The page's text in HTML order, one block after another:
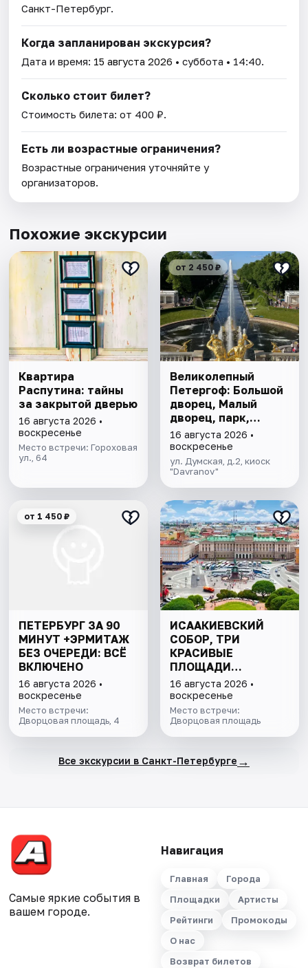
Санкт-Петербург.
Когда запланирован экскурсия?
Дата и время: 15 августа 2026 • суббота • 14:40.
Сколько стоит билет?
Стоимость билета: от 400 ₽.
Есть ли возрастные ограничения?
Возрастные ограничения уточняйте у
организаторов.
Похожие экскурсии
Квартира
Распутина: тайны
за закрытой дверью
16 августа 2026 •
воскресенье
Место встречи: Гороховая
ул., 64
от 2 450 ₽
Великолепный
Петергоф: Большой
дворец, Малый
дворец, парк,
фонтаны
16 августа 2026 •
воскресенье
ул. Думская, д.2, киоск
"Davranov"
от 1 450 ₽
ПЕТЕРБУРГ ЗА 90
МИНУТ +ЭРМИТАЖ
БЕЗ ОЧЕРЕДИ: ВСЁ
ВКЛЮЧЕНО
16 августа 2026 •
воскресенье
Место встречи:
Дворцовая площадь, 4
ИСААКИЕВСКИЙ
СОБОР, ТРИ
КРАСИВЫЕ
ПЛОЩАДИ
ПЕТЕРБУРГА И
ПОДЪЁМ НА
КОЛОННАДУ В
МИНИ-ГРУППЕ
16 августа 2026 •
воскресенье
Место встречи:
Дворцовая площадь
Все экскурсии в Санкт-Петербурге →
Самые яркие события в
вашем городе.
Навигация
Главная
Города
Площадки
Артисты
Рейтинги
Промокоды
О нас
Возврат билетов